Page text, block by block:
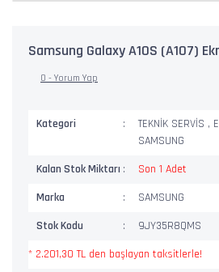
Samsung Galaxy A10S (A107)
0 - Yorum Yap
Kategori TEKNİK SERVİS ,
SAMSUNG
Kalan Stok Miktarı
Son 1 Adet
Marka
SAMSUNG
Stok Kodu
9JY35R8QMS
* 2.201,30 TL den başlayan taksitlerle!